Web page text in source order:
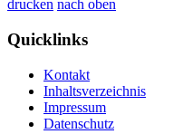
drucken nach oben
Quicklinks
Kontakt
Inhaltsverzeichnis
Impressum
Datenschutz